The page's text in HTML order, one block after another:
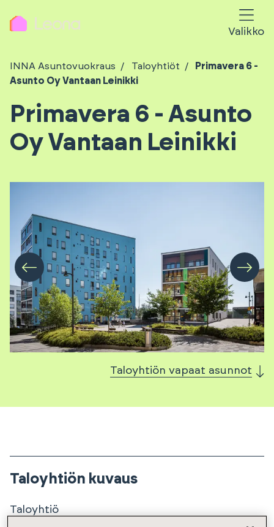
Valikko
INNA Asuntovuokraus Taloyhtiöt
Primavera 6 -
Asunto Oy Vantaan Leinikki
Primavera 6 - Asunto
Oy Vantaan Leinikki
Taloyhtiön vapaat asunnot
Taloyhtiön kuvaus
Taloyhtiö